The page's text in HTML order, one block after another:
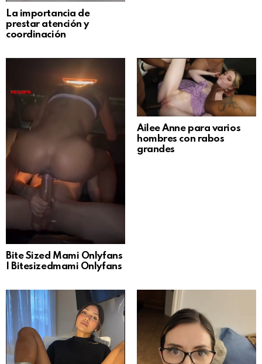
La importancia de
prestar atención y
coordinación
Bite Sized Mami Onlyfans
| Bitesizedmami Onlyfans
Ailee Anne para varios
hombres con rabos
grandes